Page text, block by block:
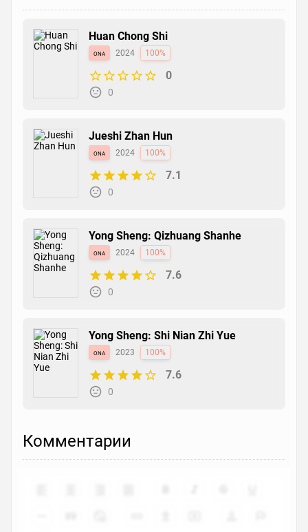
Huan Chong Shi
ona 2024 100%
0
0
Jueshi Zhan Hun
ona 2024 100%
7.1
0
Yong Sheng: Qizhuang Shanhe
ona 2024 100%
7.6
0
Yong Sheng: Shi Nian Zhi Yue
ona 2023 100%
7.6
0
Комментарии